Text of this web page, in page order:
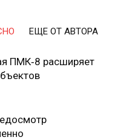
ЕЩЕ ОТ АВТОРА
ПМК‑8 расширяет